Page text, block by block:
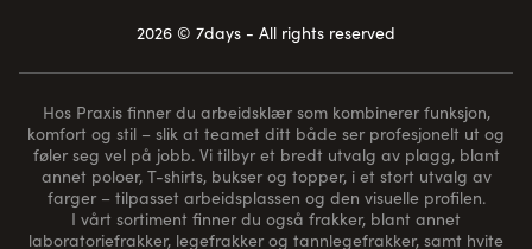
2026 © 7days - All rights reserved
Hos Praxis finner du arbeidsklær som kombinerer funksjon,
komfort og stil – slik at teamet ditt både ser profesjonelt ut og
føler seg vel på jobb. Vi tilbyr et bredt utvalg av plagg, blant
annet poloer, T-shirts, bukser og topper, i et stort utvalg av
farger – tilpasset arbeidsplassen og den visuelle profilen.
I vårt sortiment finner du også frakker, blant annet
laboratoriefrakker, legefrakker og tannlegefrakker, samt hvite